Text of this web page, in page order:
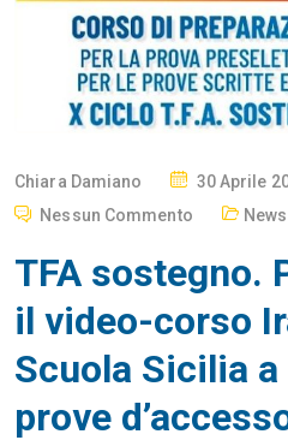
Chiara Damiano
P
T
D
O
30 Aprile
Nessun Commento
News
TFA sostegno.
il video-corso
Scuola Sicilia
prove